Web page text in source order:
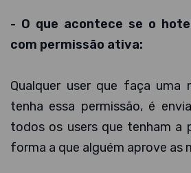
- O que acontece se o
com permissão ativa:
Qualquer user que faça uma
tenha essa permissão, é
todos os users que tenham a
forma a que alguém aprove as